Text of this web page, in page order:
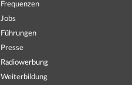
Frequenzen
Jobs
Führungen
Presse
Radiowerbung
Weiterbildung